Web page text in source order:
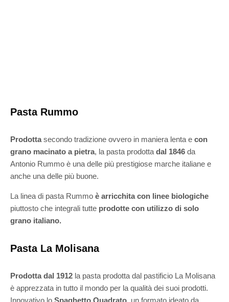
Pasta Rummo
Prodottasecondo tradizione ovvero in maniera lenta e con
grano macinato a pietra, la pasta prodotta dal 1846 da
Antonio Rummo è una delle più prestigiose marche italiane e
anche una delle più buone.
La linea di pasta Rummo è arricchita con linee biologiche
piuttosto che integrali tutte prodotte con utilizzo di solo
grano italiano.
Pasta La Molisana
Prodotta dal 1912 la pasta prodotta dal pastificio La Molisana
è apprezzata in tutto il mondo per la qualità dei suoi prodotti.